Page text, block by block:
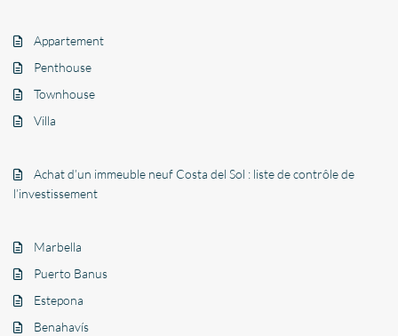
Appartement
Penthouse
Townhouse
Villa
Achat d’un immeuble neuf Costa del Sol : liste de contrôle de
l’investissement
Marbella
Puerto Banus
Estepona
Benahavís